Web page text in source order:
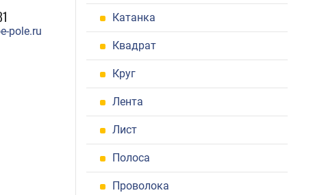
pole.ru
Катанка
Квадрат
Круг
Лента
Лист
Полоса
Проволока